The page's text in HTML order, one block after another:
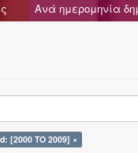
Ανά ημερομηνία
[2000 TO 2009] ×